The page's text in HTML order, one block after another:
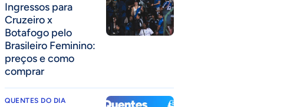
Ingressos para
Cruzeiro x
Botafogo pelo
Brasileiro Feminino:
preços e como
comprar
QUENTES DO DIA